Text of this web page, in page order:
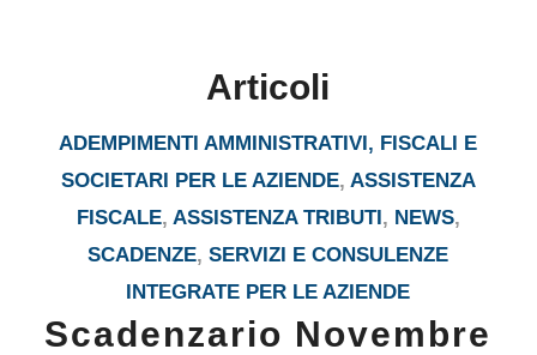
Articoli
ADEMPIMENTI AMMINISTRATIVI, FISCALI E
SOCIETARI PER LE AZIENDE, ASSISTENZA
FISCALE, ASSISTENZA TRIBUTI, NEWS,
SCADENZE,SERVIZI E CONSULENZE
INTEGRATE PER LE AZIENDE
Scadenzario Novembre